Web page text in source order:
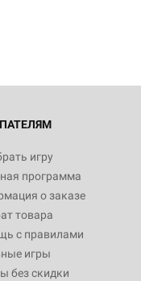
игру
программа
о заказе
товара
с правилами
игры
без скидки